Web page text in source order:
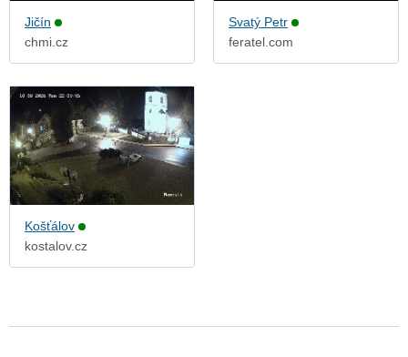
Jičín
chmi.cz
Svatý Petr
feratel.com
Košťálov
kostalov.cz